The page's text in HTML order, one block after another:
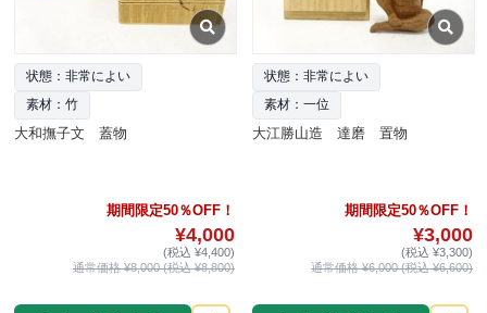
状態：非常によい
素材：竹
大和撫子文 蓋物
期間限定50％OFF！
¥4,000
(税込 ¥4,400)
通常価格 ¥8,000 (税込 ¥8,800)
状態：非常によい
素材：一位
大江勝山造 達磨 置物
期間限定50％OFF！
¥3,000
(税込 ¥3,300)
通常価格 ¥6,000 (税込 ¥6,600)